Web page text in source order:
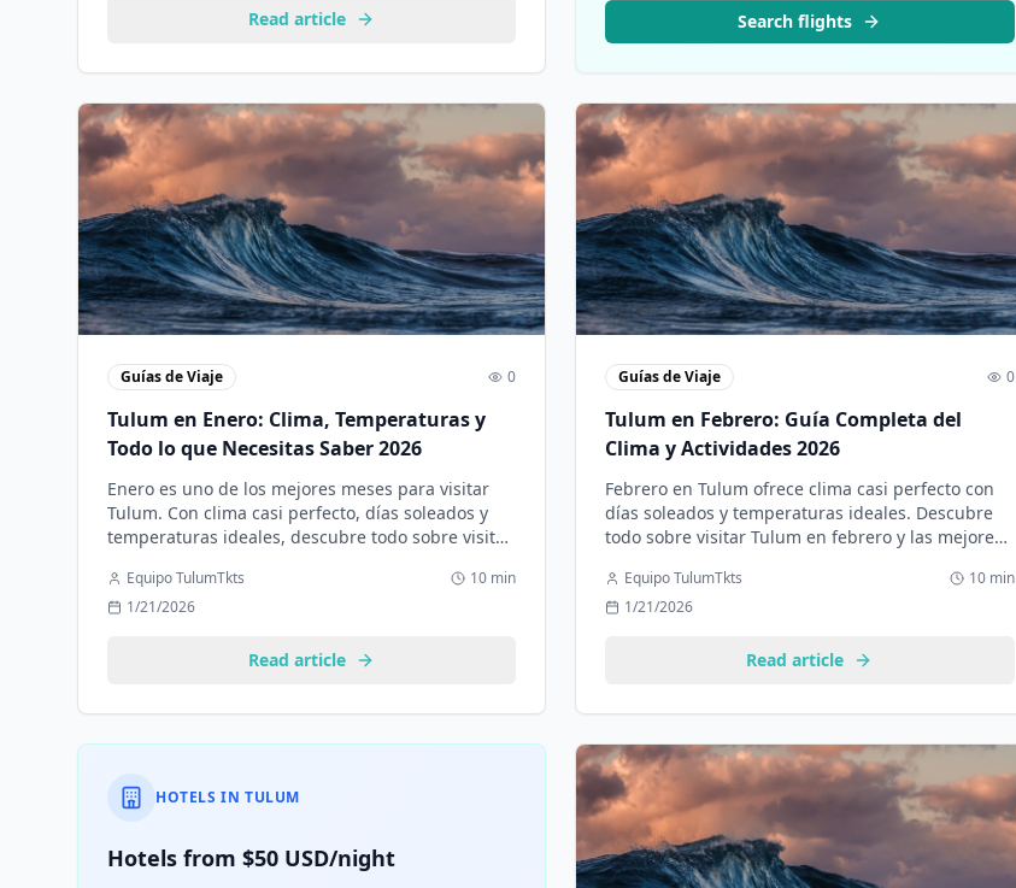
Read article Search flights
Guías de Viaje 0
Tulum en Enero: Clima, Temperaturas y
Todo lo que Necesitas Saber 2026
Enero es uno de los mejores meses para visitar
Tulum. Con clima casi perfecto, días soleados y
temperaturas ideales, descubre todo sobre visitar
Equipo TulumTkts
10 min
1/21/2026
Read article
Guías de Viaje 0
Tulum en Febrero: Guía Completa del
Clima y Actividades 2026
Febrero en Tulum ofrece clima casi perfecto con
días soleados y temperaturas ideales. Descubre
todo sobre visitar Tulum en febrero y las mejores
Equipo TulumTkts
10 min
1/21/2026
Read article
HOTELS IN TULUM
Hotels from $50 USD/night